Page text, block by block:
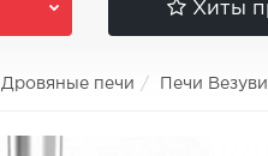
Хиты
Дровяные печи Печи